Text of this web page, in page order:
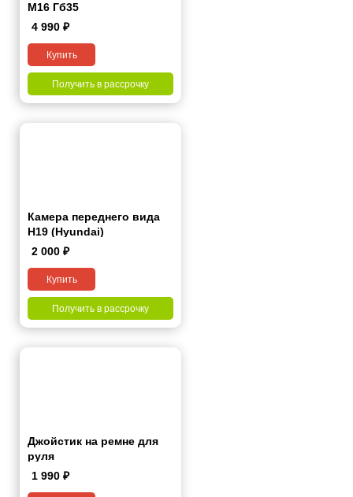
M16 Гб35
4 990 ₽
Купить
Получить в рассрочку
Камера переднего вида
H19 (Hyundai)
2 000 ₽
Купить
Получить в рассрочку
Джойстик на ремне для
руля
1 990 ₽